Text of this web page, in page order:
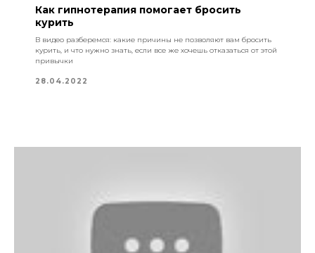
Как гипнотерапия помогает бросить
курить
В видео разберемся: какие причины не позволяют вам бросить
курить, и что нужно знать, если все же хочешь отказаться от этой
привычки
28.04.2022